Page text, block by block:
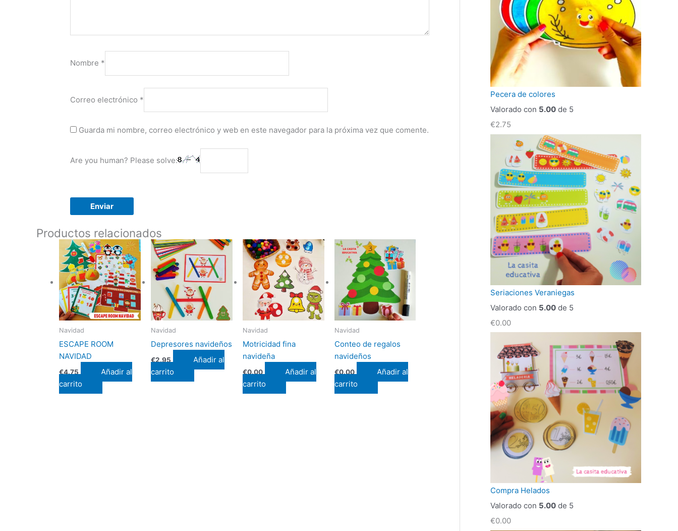
Nombre *
Correo electrónico *
Guarda mi nombre, correo electrónico y web en este navegador para la próxima vez que comente.
Are you human? Please solve:
Productos relacionados
Navidad
ESCAPE ROOM
NAVIDAD
€4.75
Añadir al
carrito
Navidad
Depresores navideños
€2.95
Añadir al
carrito
Navidad
Motricidad fina
navideña
€0.00
Añadir al
carrito
Navidad
Conteo de regalos
navideños
€0.00
Añadir al
carrito
Pecera de colores
Valorado con 5.00 de 5
€2.75
Seriaciones Veraniegas
Valorado con 5.00 de 5
€0.00
Compra Helados
Valorado con 5.00 de 5
€0.00